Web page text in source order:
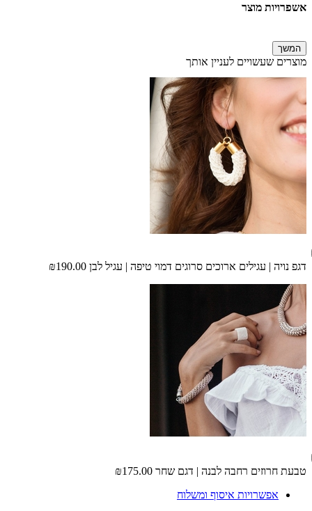
אשפרויות מוצר
המשך
מוצרים שעשויים לעניין אותך
דגפ נויה | עגילים ארוכים סרוגים דמוי טיפה | עגיל לבן ₪190.00
טבעת חרוזים רחבה לבנה | דגם שחר ₪175.00
אפשרויות איסוף ומשלוח